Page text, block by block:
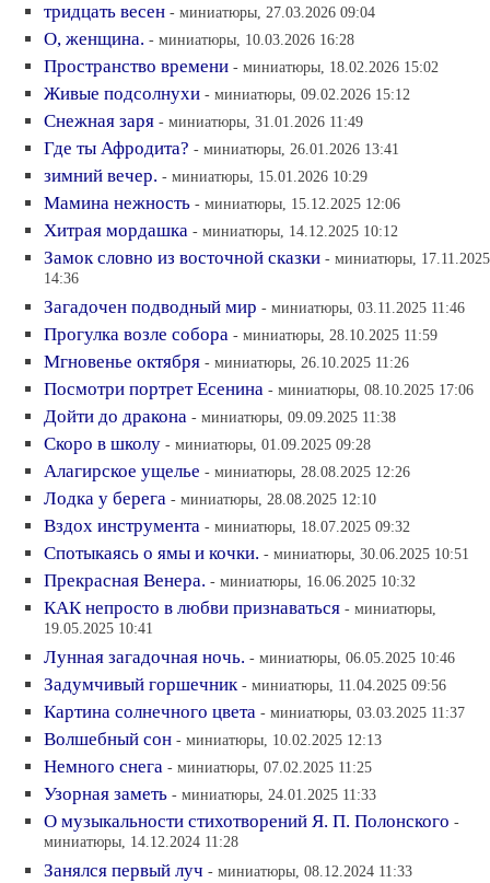
тридцать весен - миниатюры, 27.03.2026 09:04
О, женщина. - миниатюры, 10.03.2026 16:28
Пространство времени - миниатюры, 18.02.2026 15:02
Живые подсолнухи - миниатюры, 09.02.2026 15:12
Снежная заря - миниатюры, 31.01.2026 11:49
Где ты Афродита? - миниатюры, 26.01.2026 13:41
зимний вечер. - миниатюры, 15.01.2026 10:29
Мамина нежность - миниатюры, 15.12.2025 12:06
Хитрая мордашка - миниатюры, 14.12.2025 10:12
Замок словно из восточной сказки - миниатюры, 17.11.2025
14:36
Загадочен подводный мир - миниатюры, 03.11.2025 11:46
Прогулка возле собора - миниатюры, 28.10.2025 11:59
Мгновенье октября - миниатюры, 26.10.2025 11:26
Посмотри портрет Есенина - миниатюры, 08.10.2025 17:06
Дойти до дракона - миниатюры, 09.09.2025 11:38
Скоро в школу - миниатюры, 01.09.2025 09:28
Алагирское ущелье - миниатюры, 28.08.2025 12:26
Лодка у берега - миниатюры, 28.08.2025 12:10
Вздох инструмента - миниатюры, 18.07.2025 09:32
Спотыкаясь о ямы и кочки. - миниатюры, 30.06.2025 10:51
Прекрасная Венера. - миниатюры, 16.06.2025 10:32
КАК непросто в любви признаваться - миниатюры,
19.05.2025 10:41
Лунная загадочная ночь. - миниатюры, 06.05.2025 10:46
Задумчивый горшечник - миниатюры, 11.04.2025 09:56
Картина солнечного цвета - миниатюры, 03.03.2025 11:37
Волшебный сон - миниатюры, 10.02.2025 12:13
Немного снега - миниатюры, 07.02.2025 11:25
Узорная заметь - миниатюры, 24.01.2025 11:33
О музыкальности стихотворений Я. П. Полонского -
миниатюры, 14.12.2024 11:28
Занялся первый луч - миниатюры, 08.12.2024 11:33